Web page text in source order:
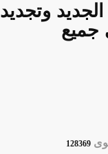
وتجديد
جميع
128369